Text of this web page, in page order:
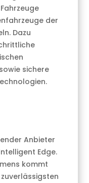
der
Dazu
sichere
Anbieter
Edge.
kommt